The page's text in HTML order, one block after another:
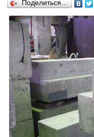
Поделиться…